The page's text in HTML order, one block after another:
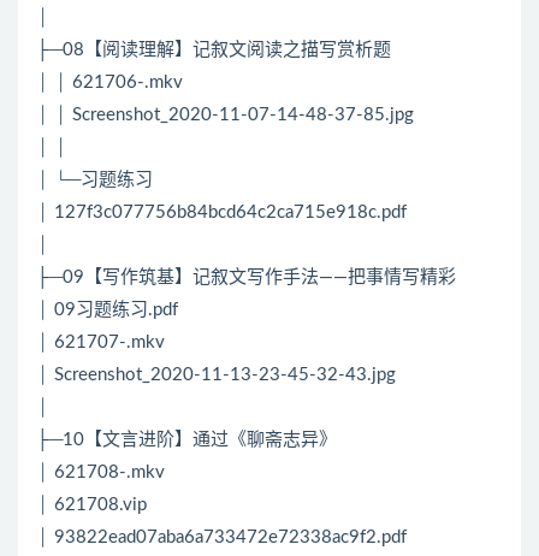
├─08【阅读理解】记叙文阅读之描写赏析题
│ │ 621706-.mkv
│ │ Screenshot_2020-11-07-14-48-37-85.jpg
│ └─习题练习
│ 127f3c077756b84bcd64c2ca715e918c.pdf
├─09【写作筑基】记叙文写作手法——把事情写精彩
│ 09习题练习.pdf
│ 621707-.mkv
│ Screenshot_2020-11-13-23-45-32-43.jpg
├─10【文言进阶】通过《聊斋志异》
│ 621708-.mkv
│ 621708.vip
│ 93822ead07aba6a733472e72338ac9f2.pdf